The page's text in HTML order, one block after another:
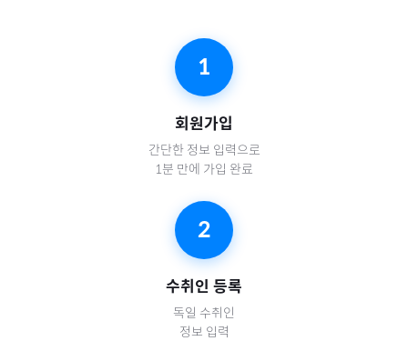
1
회원가입
간단한 정보 입력으로
1분 만에 가입 완료
2
수취인 등록
독일 수취인
정보 입력